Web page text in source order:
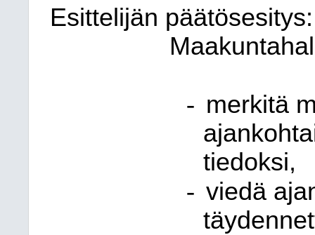
Esittelijän päätösesitys:
- merkitä
tiedoksi,
- viedä